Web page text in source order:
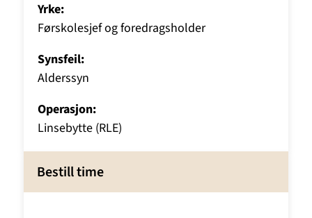
Yrke:
Førskolesjef og foredragsholder
Synsfeil:
Alderssyn
Operasjon:
Linsebytte (RLE)
Bestill time